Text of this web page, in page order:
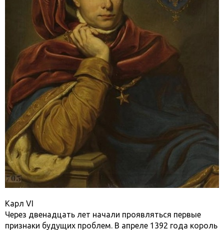
Карл VI
Через двенадцать лет начали проявляться первые
признаки будущих проблем. В апреле 1392 года король